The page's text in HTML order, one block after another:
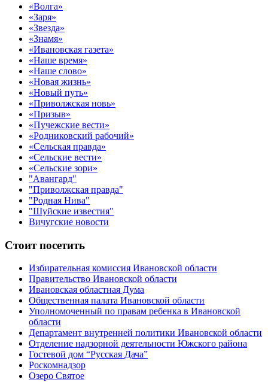
«Волга»
«Заря»
«Звезда»
«Знамя»
«Ивановская газета»
«Наше время»
«Наше слово»
«Новая жизнь»
«Новый путь»
«Приволжская новь»
«Призыв»
«Пучежские вести»
«Родниковский рабочий»
«Сельская правда»
«Сельские вести»
«Сельские зори»
"Авангард"
"Приволжская правда"
"Родная Нива"
"Шуйские известия"
Вичугские новости
Стоит посетить
Избирательная комиссия Ивановской области
Правительство Ивановской области
Ивановская областная Дума
Общественная палата Ивановской области
Уполномоченный по правам ребенка в Ивановской
области
Департамент внутренней политики Ивановской области
Отделение надзорной деятельности Южского района
Гостевой дом “Русская Дача”
Роскомнадзор
Озеро Святое